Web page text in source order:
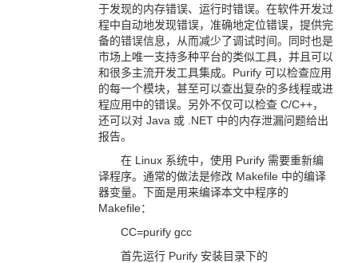
于发现的内存错误、运行时错误。在软件开发过
程中自动地发现错误，准确地定位错误，提供完
备的错误信息，从而减少了调试时间。同时也是
市场上唯一支持多种平台的类似工具，并且可以
和很多主流开发工具集成。Purify 可以检查应用
的每一个模块，甚至可以查出复杂的多线程或进
程应用中的错误。另外不仅可以检查 C/C++，
还可以对 Java 或 .NET 中的内存泄漏问题给出
报告。
在 Linux 系统中，使用 Purify 需要重新编
译程序。通常的做法是修改 Makefile 中的编译
器变量。下面是用来编译本文中程序的
Makefile：
CC=purify gcc
首先运行 Purify 安装目录下的